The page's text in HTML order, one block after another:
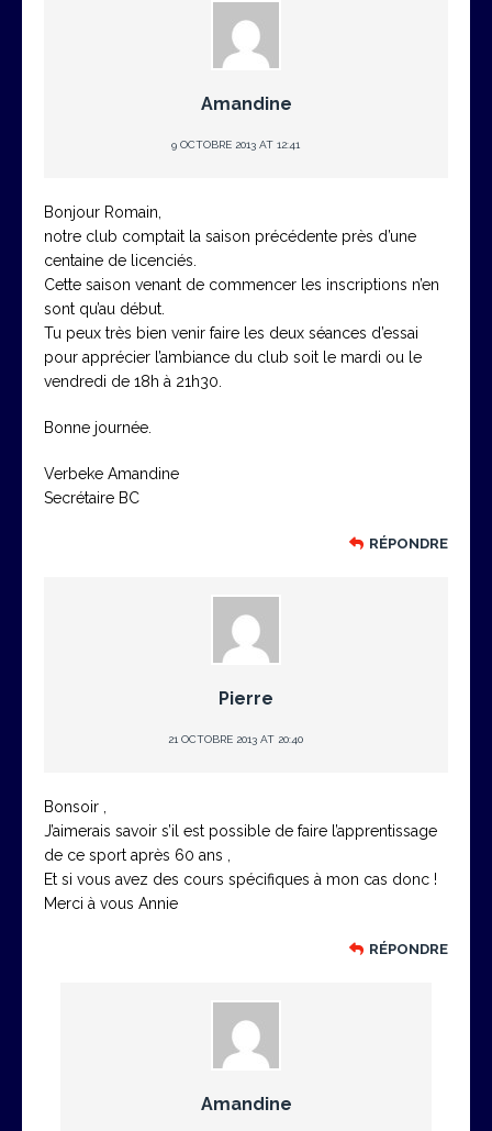
Amandine
9 OCTOBRE 2013 AT 12:41
Bonjour Romain,
notre club comptait la saison précédente près d’une
centaine de licenciés.
Cette saison venant de commencer les inscriptions n’en
sont qu’au début.
Tu peux très bien venir faire les deux séances d’essai
pour apprécier l’ambiance du club soit le mardi ou le
vendredi de 18h à 21h30.
Bonne journée.
Verbeke Amandine
Secrétaire BC
RÉPONDRE
Pierre
21 OCTOBRE 2013 AT 20:40
Bonsoir ,
J’aimerais savoir s’il est possible de faire l’apprentissage
de ce sport après 60 ans ,
Et si vous avez des cours spécifiques à mon cas donc !
Merci à vous Annie
RÉPONDRE
Amandine